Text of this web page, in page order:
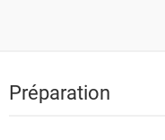
Préparation